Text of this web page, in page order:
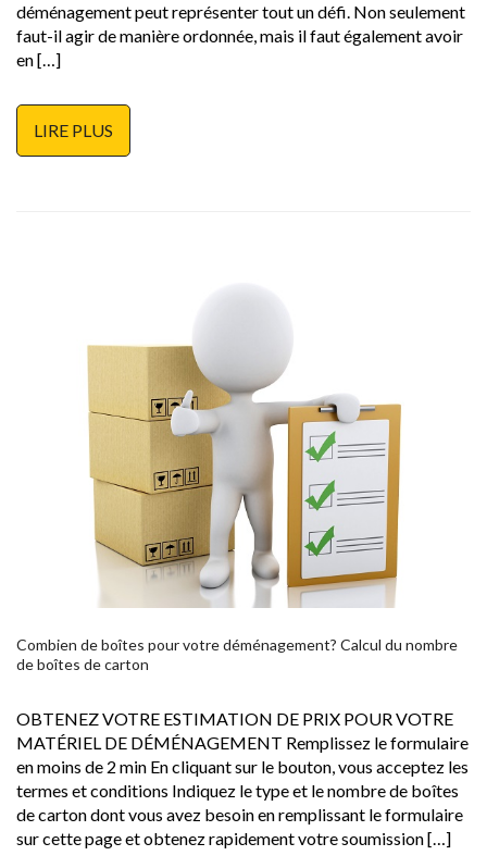
déménagement peut représenter tout un défi. Non seulement
faut-il agir de manière ordonnée, mais il faut également avoir
en […]
LIRE PLUS
Combien de boîtes pour votre déménagement? Calcul du nombre
de boîtes de carton
OBTENEZ VOTRE ESTIMATION DE PRIX POUR VOTRE
MATÉRIEL DE DÉMÉNAGEMENT Remplissez le formulaire
en moins de 2 min En cliquant sur le bouton, vous acceptez les
termes et conditions Indiquez le type et le nombre de boîtes
de carton dont vous avez besoin en remplissant le formulaire
sur cette page et obtenez rapidement votre soumission […]